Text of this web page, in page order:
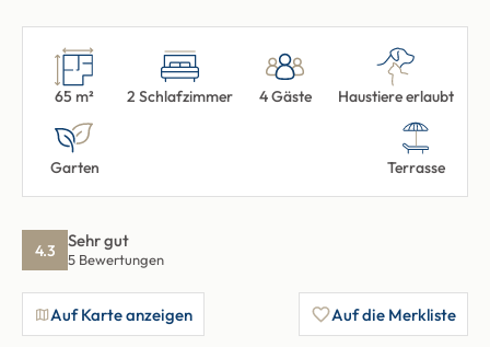
65 m² 2 Schlafzimmer 4 Gäste Haustiere erlaubt
Garten Terrasse
4.3 Sehr gut
5 Bewertungen
Auf Karte anzeigen Auf die Merkliste